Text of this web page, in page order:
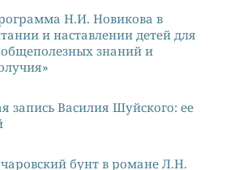
Н.И. Новикова в
и наставлении детей для
знаний и
запись Василия Шуйского: ее
бунт в романе Л.Н.